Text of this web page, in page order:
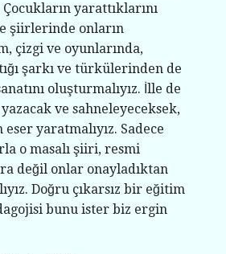
yarattıklarını
şiirlerinde onların
çizgi ve oyunlarında,
şarkı ve türkülerinden de
oluşturmalıyız. İlle de
ve sahneleyeceksek,
yaratmalıyız. Sadece
o masalı şiiri, resmi
değil onlar onayladıktan
Doğru çıkarsız bir eğitim
bunu ister biz ergin